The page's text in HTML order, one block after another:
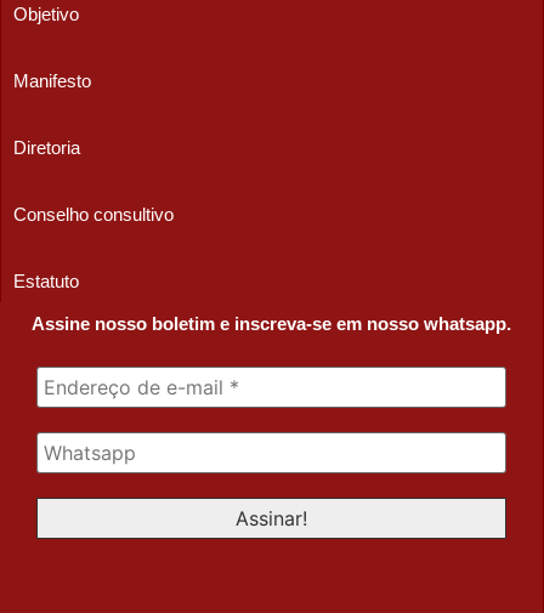
Objetivo
Manifesto
Diretoria
Conselho consultivo
Estatuto
Assine nosso boletim e inscreva-se em nosso whatsapp.